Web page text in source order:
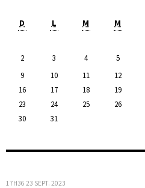
D L M M
2
3 4 5
9
10 11 12
16
17 18 19
23
24 25 26
30
31
17H36 23 SEPT. 2023